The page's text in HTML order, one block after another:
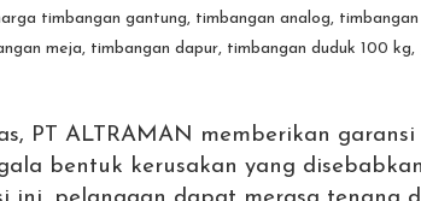
PT ALTRAMAN memberikan
bentuk kerusakan yang